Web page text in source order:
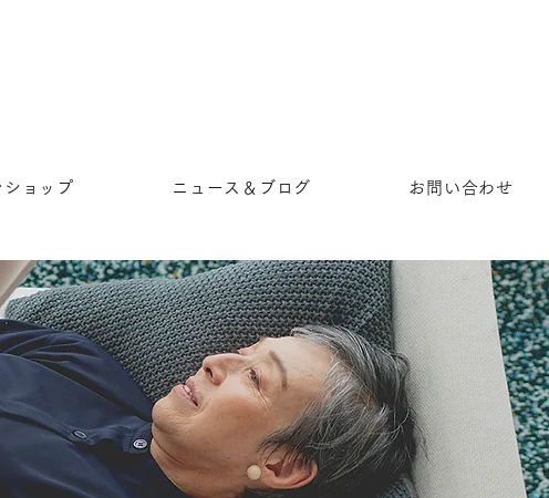
ショップ ニュース＆ブログ お問い合わせ